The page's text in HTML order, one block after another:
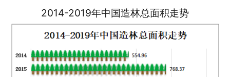
2014-2019年中国造林总面积走势